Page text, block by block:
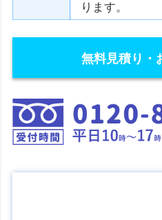
ります。
無料見積り・